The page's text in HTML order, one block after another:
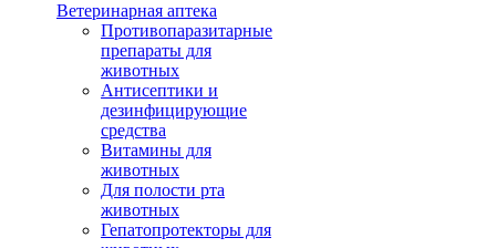
Ветеринарная аптека
Противопаразитарные
препараты для
животных
Антисептики и
дезинфицирующие
средства
Витамины для
животных
Для полости рта
животных
Гепатопротекторы для